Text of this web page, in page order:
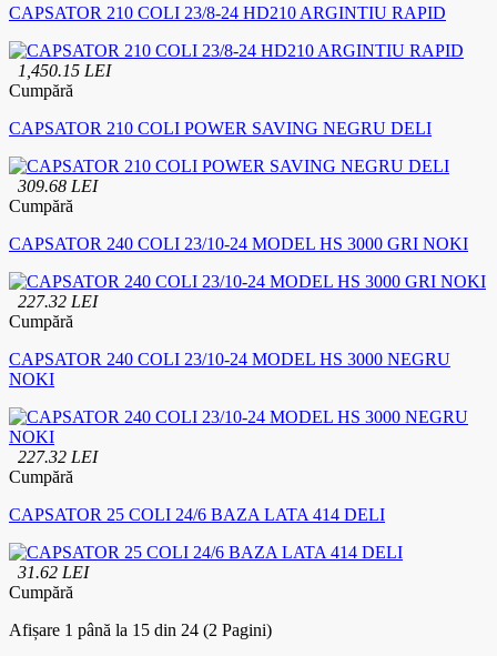
CAPSATOR 210 COLI 23/8-24 HD210 ARGINTIU RAPID
1,450.15 LEI
Cumpără
CAPSATOR 210 COLI POWER SAVING NEGRU DELI
309.68 LEI
Cumpără
CAPSATOR 240 COLI 23/10-24 MODEL HS 3000 GRI NOKI
227.32 LEI
Cumpără
CAPSATOR 240 COLI 23/10-24 MODEL HS 3000 NEGRU
NOKI
227.32 LEI
Cumpără
CAPSATOR 25 COLI 24/6 BAZA LATA 414 DELI
31.62 LEI
Cumpără
Afișare 1 până la 15 din 24 (2 Pagini)